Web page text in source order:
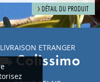
DÉTAIL DU PRODUIT
LIVRAISON ETRANGER